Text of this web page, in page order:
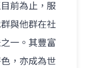
前為止，服
與他群在社
一。其豐富
，亦成為世